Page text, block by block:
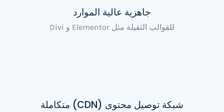
جاهزية عالية الموارد
للقوالب الثقيلة مثل Elementor و Divi
شبكة توصيل محتوى (CDN) متكاملة